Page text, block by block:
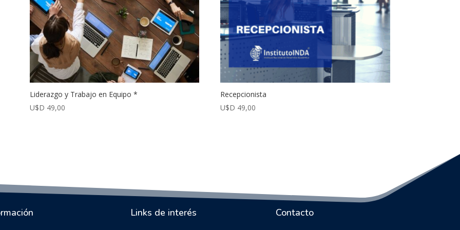
Liderazgo y Trabajo en Equipo *
U$D 49,00
Recepcionista
U$D 49,00
Links de interés Contacto